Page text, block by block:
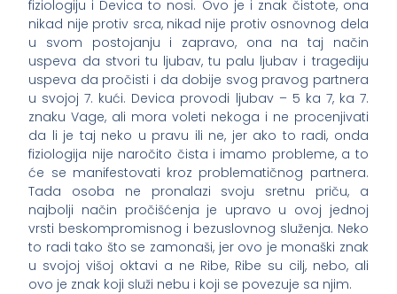
fiziologiju i Devica to nosi. Ovo je i znak čistote, ona
nikad nije protiv srca, nikad nije protiv osnovnog dela
u svom postojanju i zapravo, ona na taj način
uspeva da stvori tu ljubav, tu palu ljubav i tragediju
uspeva da pročisti i da dobije svog pravog partnera
u svojoj 7. kući. Devica provodi ljubav – 5 ka 7, ka 7.
znaku Vage, ali mora voleti nekoga i ne procenjivati
da li je taj neko u pravu ili ne, jer ako to radi, onda
fiziologija nije naročito čista i imamo probleme, a to
će se manifestovati kroz problematičnog partnera.
Tada osoba ne pronalazi svoju sretnu priču, a
najbolji način pročišćenja je upravo u ovoj jednoj
vrsti beskompromisnog i bezuslovnog služenja. Neko
to radi tako što se zamonaši, jer ovo je monaški znak
u svojoj višoj oktavi a ne Ribe, Ribe su cilj, nebo, ali
ovo je znak koji služi nebu i koji se povezuje sa njim.